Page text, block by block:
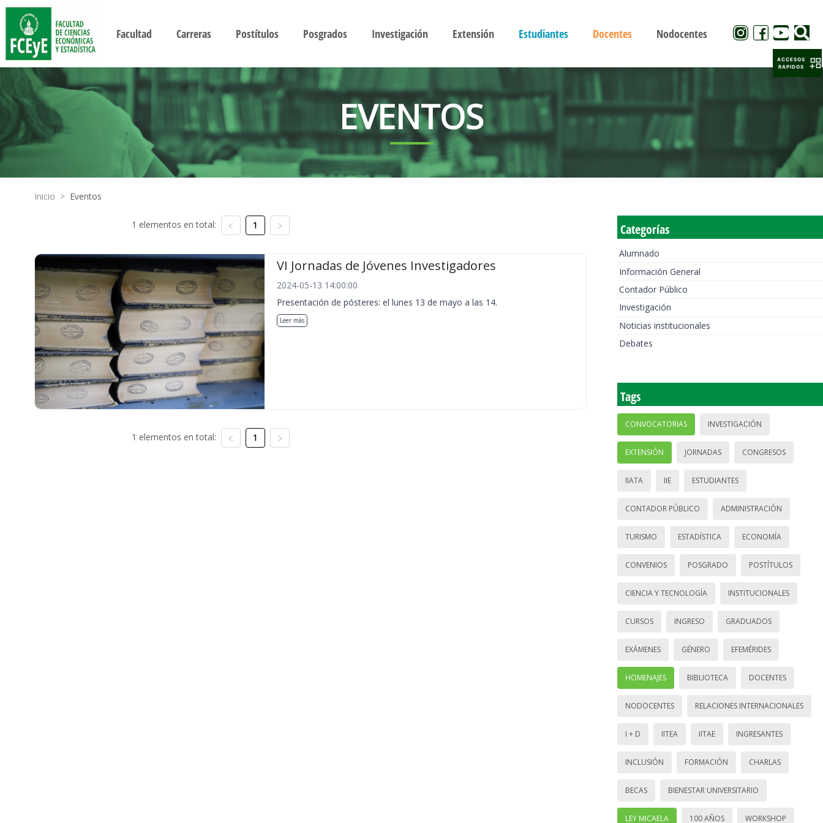
Facultad Carreras Postítulos Posgrados Investigación Extensión Estudiantes Docentes Nodocentes
EVENTOS
Inicio > Eventos
1 elementos en total: 1
VI Jornadas de Jóvenes Investigadores
2024-05-13 14:00:00
Presentación de pósteres: el lunes 13 de mayo a las 14.
Leer más
1 elementos en total: 1
Categorías
Alumnado
Información General
Contador Público
Investigación
Noticias institucionales
Debates
Tags
CONVOCATORIAS INVESTIGACIÓN
EXTENSIÓN JORNADAS CONGRESOS
IIATA IIE ESTUDIANTES
CONTADOR PÚBLICO ADMINISTRACIÓN
TURISMO ESTADÍSTICA ECONOMÍA
CONVENIOS POSGRADO POSTÍTULOS
CIENCIA Y TECNOLOGÍA INSTITUCIONALES
CURSOS INGRESO GRADUADOS
EXÁMENES GÉNERO EFEMÉRIDES
HOMENAJES BIBLIOTECA DOCENTES
NODOCENTES RELACIONES INTERNACIONALES
I + D IITEA IITAE INGRESANTES
INCLUSIÓN FORMACIÓN CHARLAS
BECAS BIENESTAR UNIVERSITARIO
LEY MICAELA 100 AÑOS WORKSHOP
ACCESOS
RAPIDOS